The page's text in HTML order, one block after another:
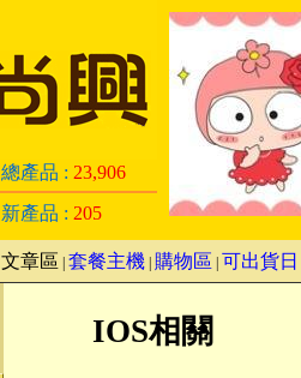
總產品 : 23,906
新產品 : 205
文章區 套餐主機| 購物區 可出貨日
IOS相關